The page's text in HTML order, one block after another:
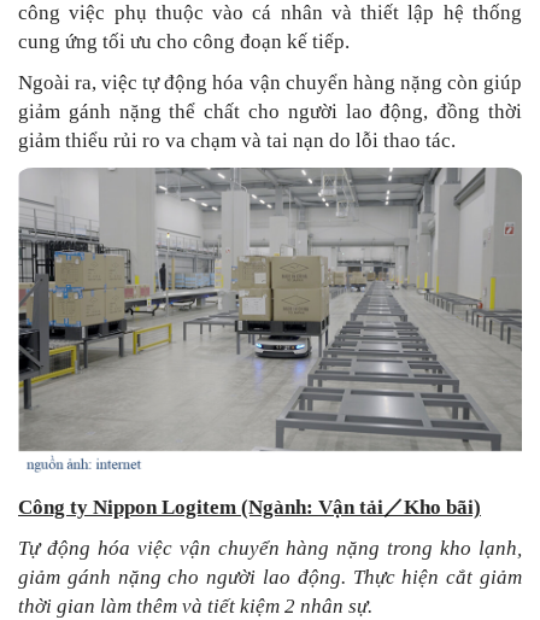
công việc phụ thuộc vào cá nhân và thiết lập hệ thống
cung ứng tối ưu cho công đoạn kế tiếp.
Ngoài ra, việc tự động hóa vận chuyển hàng nặng còn giúp
giảm gánh nặng thể chất cho người lao động, đồng thời
giảm thiểu rủi ro va chạm và tai nạn do lỗi thao tác.
Công ty Nippon Logitem (Ngành: Vận tải／Kho bãi)
Tự động hóa việc vận chuyển hàng nặng trong kho lạnh,
giảm gánh nặng cho người lao động. Thực hiện cắt giảm
thời gian làm thêm và tiết kiệm 2 nhân sự.